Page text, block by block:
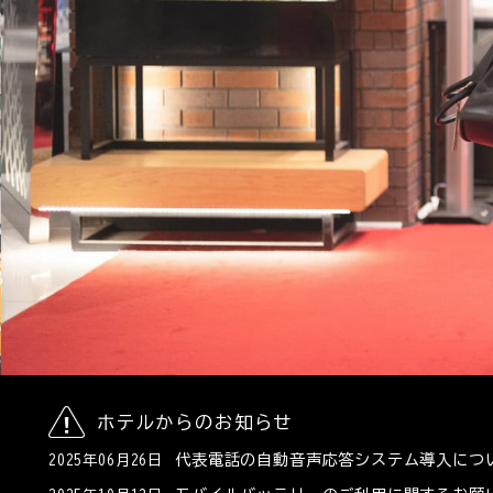
ホテルからのお知らせ
2025年06月26日 代表電話の自動音声応答システム導入につ